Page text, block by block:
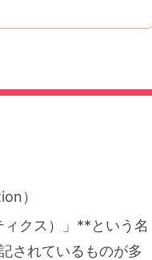
）
クス）」**という名
されているものが多